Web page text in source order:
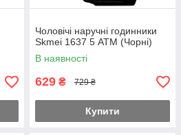
Чоловічі наручні годинники
Skmei 1637 5 АТМ (Чорні)
В наявності
629 ₴ 729 ₴
Купити